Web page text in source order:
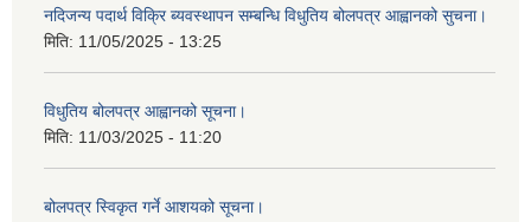
नदिजन्य पदार्थ विक्रि ब्यवस्थापन सम्बन्धि विधुतिय बोलपत्र आह्वानको सुचना।
मिति: 11/05/2025 - 13:25
विधुतिय बोलपत्र आह्वानको सूचना।
मिति: 11/03/2025 - 11:20
बोलपत्र स्विकृत गर्ने आशयको सूचना।